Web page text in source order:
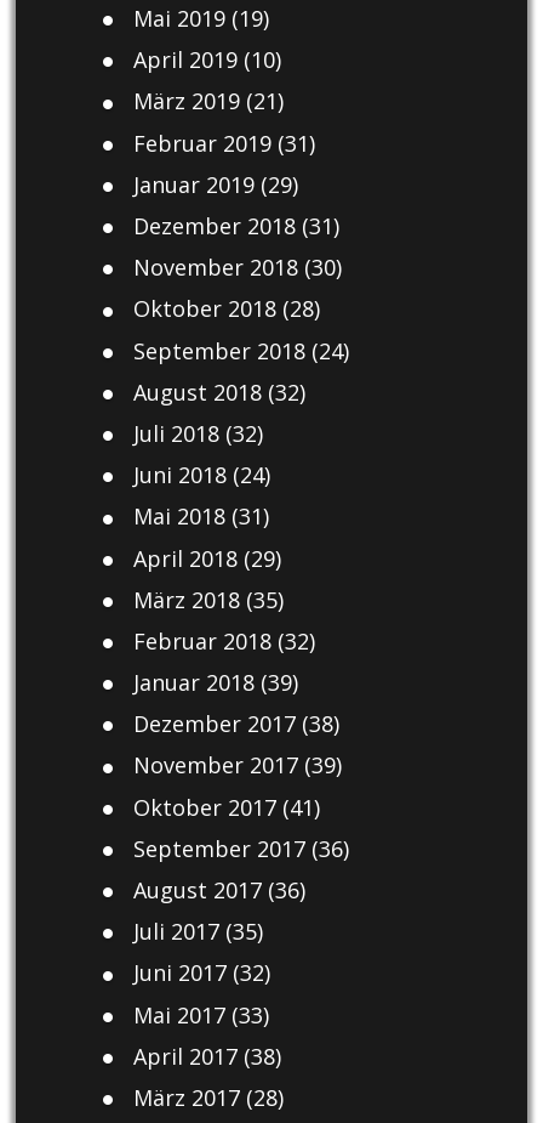
Mai 2019(19)
April 2019(10)
März 2019(21)
Februar 2019(31)
Januar 2019(29)
Dezember 2018(31)
November 2018(30)
Oktober 2018(28)
September 2018(24)
August 2018(32)
Juli 2018(32)
Juni 2018(24)
Mai 2018(31)
April 2018(29)
März 2018(35)
Februar 2018(32)
Januar 2018(39)
Dezember 2017(38)
November 2017(39)
Oktober 2017(41)
September 2017(36)
August 2017(36)
Juli 2017(35)
Juni 2017(32)
Mai 2017(33)
April 2017(38)
März 2017(28)